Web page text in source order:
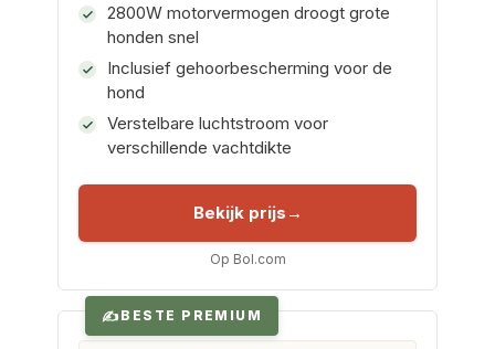
2800W motorvermogen droogt grote
honden snel
Inclusief gehoorbescherming voor de
hond
Verstelbare luchtstroom voor
verschillende vachtdikte
Bekijk prijs
Op Bol.com
BESTE PREMIUM